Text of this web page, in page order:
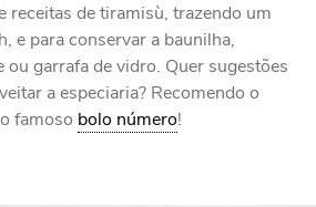
receitas de tiramisù, trazendo um
e para conservar a baunilha,
garrafa de vidro. Quer sugestões
a especiaria? Recomendo o
famoso bolo número!